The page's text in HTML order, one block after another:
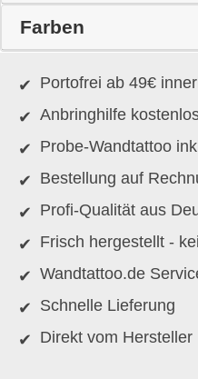
Farben
Portofrei ab 49€
Anbringhilfe
Probe-Wandtattoo
Bestellung auf
Profi-Qualität aus
Frisch hergestellt -
Wandtattoo.de
Schnelle Lieferung
Direkt vom Hersteller